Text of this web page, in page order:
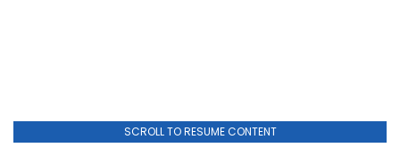
SCROLL TO RESUME CONTENT